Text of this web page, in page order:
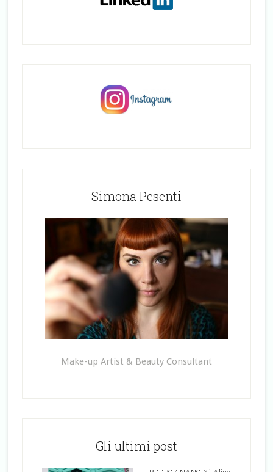
Simona Pesenti
Make-up Artist & Beauty Consultant
Gli ultimi post